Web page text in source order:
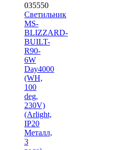
035550
Светильник
MS-
BLIZZARD-
BUILT-
R90-
6W
Day4000
(WH,
100
deg,
230V)
(Arlight,
IP20
Металл,
3